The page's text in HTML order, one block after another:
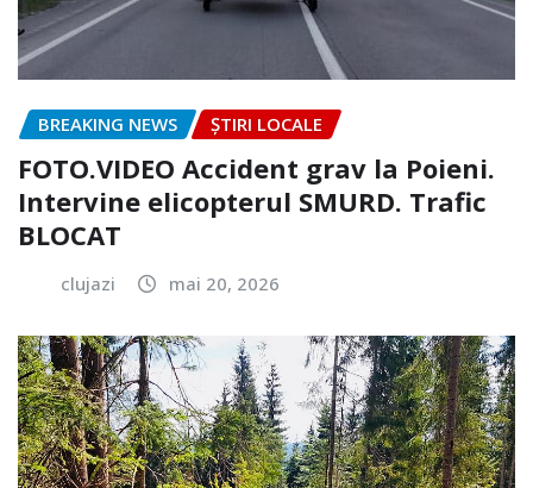
BREAKING NEWS ȘTIRI LOCALE
FOTO.VIDEO Accident grav la Poieni.
Intervine elicopterul SMURD. Trafic
BLOCAT
clujazi mai 20, 2026